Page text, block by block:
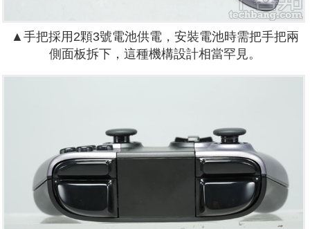
▲手把採用2顆3號電池供電，安裝電池時需把手把兩
側面板拆下，這種機構設計相當罕見。